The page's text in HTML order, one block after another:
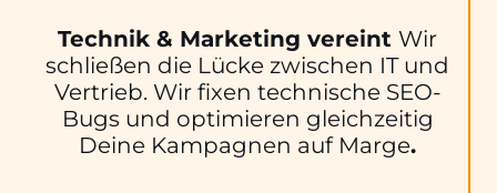
Technik & Marketing vereint Wir
schließen die Lücke zwischen IT und
Vertrieb. Wir fixen technische SEO-
Bugs und optimieren gleichzeitig
Deine Kampagnen auf Marge.